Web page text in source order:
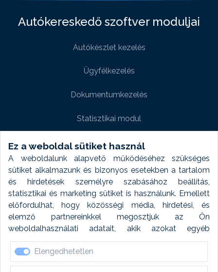
Ez a weboldal sütiket használ
A weboldalunk alapvető működéséhez szükséges
sütiket alkalmazunk és bizonyos esetekben a tartalom
és hirdetések személyre szabásához beállítás,
statisztikai és marketing sütiket is használunk. Emellett
előfordulhat, hogy közösségi média, hirdetési, és
elemző partnereinkkel megosztjuk az Ön
weboldalhasználati adatait, akik azokat egyéb
forrásokból gyűjtött adatokkal kombinálhatják. A sütik
elfogadásával kapcsolatosan naplózást végzünk és
ezen adatokat 6 hónap után automatikusan töröljük. A
Elengedhetetlen
Autókereskedő szoftver moduljai
Autókészlet kezelés
Ügyfélkezelés
Dokumentumkezelés
Statisztikai modul
Weboldal modul
Fényképtár extra modul
Autómosó modul
Feladatütemezés